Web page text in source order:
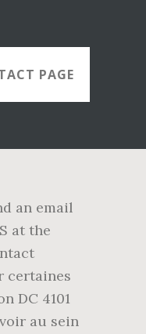
PAGE
an email
at the
certaines
DC 4101
au sein